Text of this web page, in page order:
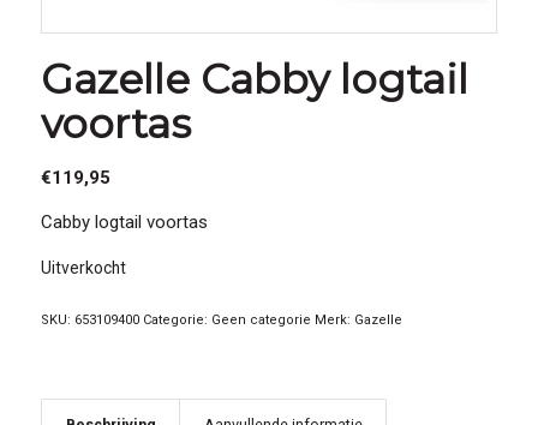
Gazelle Cabby logtail
voortas
€119,95
Cabby logtail voortas
Uitverkocht
SKU: 653109400 Categorie: Geen categorie Merk: Gazelle